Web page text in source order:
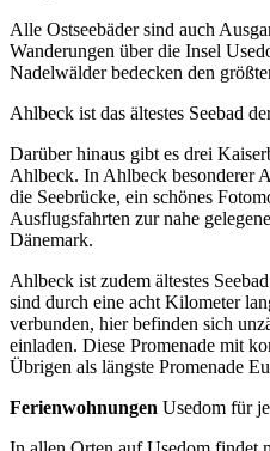
Alle Ostseebäder sind auch
Wanderungen über die Insel
Nadelwälder bedecken den
Ahlbeck ist das ältestes Seebad
Darüber hinaus gibt es drei
Ahlbeck. In Ahlbeck besonderer
die Seebrücke, ein schönes
Ausflugsfahrten zur nahe
Dänemark.
Ahlbeck ist zudem ältestes
sind durch eine acht Kilometer
verbunden, hier befinden sich
einladen. Diese Promenade mit
Übrigen als längste Promenade
Ferienwohnungen Usedom für